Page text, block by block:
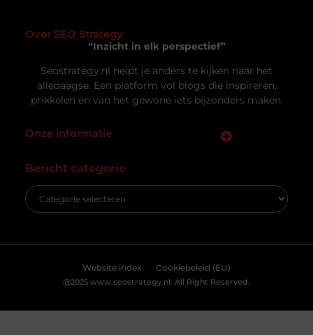
Uw privacy is voor ons van
groot belang.
inzicht in het gebruik van onze website en kunnen we content en
cookiebeleid ] voor meer informatie.
Bekijk Voorkeuren
Bent u op zoek naar een nieuwe uitdaging in de
groene sector? Dan is de vacature hovenier in
Ermelo wellicht precies wat